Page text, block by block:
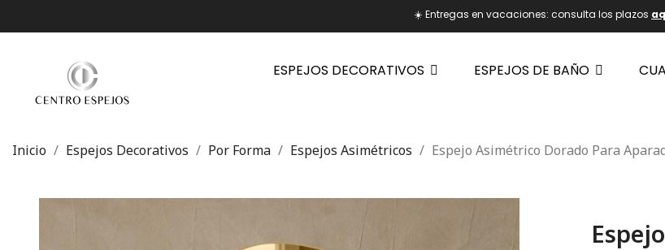
☀️ Entregas en vacaciones: consulta los plazos
ESPEJOS DECORATIVOS ESPEJOS DE BAÑO
Inicio Espejos Decorativos Por Forma Espejos Asimétricos Espejo Asimétrico Dorado Para